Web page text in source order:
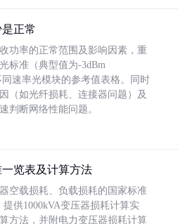
正常
功率的正常范围及影响因素，重
标准（典型值为-3dBm
速率光模块的参考值表格。同时
（如光纤损耗、连接器问题）及
判断网络性能问题。
览表及计算方法
空载损耗、负载损耗的国家标准
提供1000kVA变压器损耗计算实
方法，并附电力变压器损耗计算